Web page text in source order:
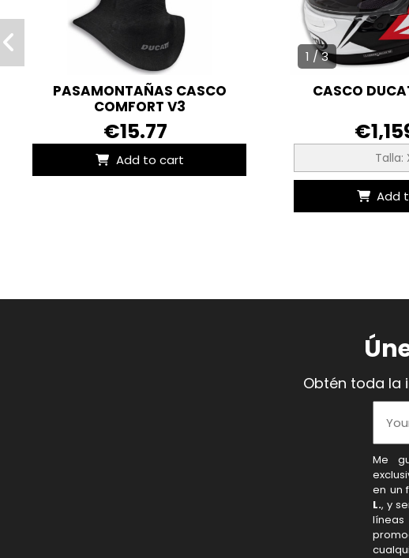
PASAMONTAÑAS CASCO
COMFORT V3
€15.77
Add to cart
1 / 3
CASCO
Talla:
Add
Obtén toda la
Me
en un
L., y